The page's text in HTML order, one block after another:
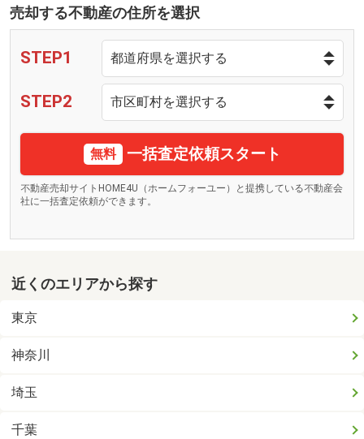
売却する不動産の住所を選択
STEP1
STEP2
無料 一括査定依頼スタート
不動産売却サイトHOME4U（ホームフォーユー）と提携している不動産会
社に一括査定依頼ができます。
近くのエリアから探す
東京
神奈川
埼玉
千葉